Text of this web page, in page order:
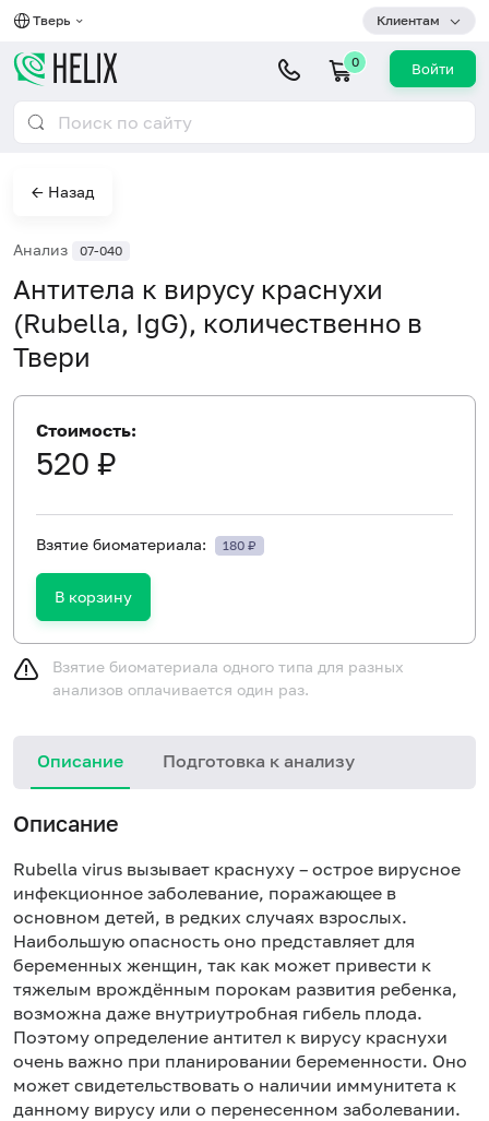
Тверь Клиентам
0 Войти
← Назад
Анализ 07-040
Антитела к вирусу краснухи
(Rubella, IgG), количественно в
Твери
Стоимость:
520 ₽
Взятие биоматериала: 180 ₽
В корзину
Взятие биоматериала одного типа для разных
анализов оплачивается один раз.
Описание Подготовка к анализу
Описание
Rubella virus вызывает краснуху – острое вирусное
инфекционное заболевание, поражающее в
основном детей, в редких случаях взрослых.
Наибольшую опасность оно представляет для
беременных женщин, так как может привести к
тяжелым врождённым порокам развития ребенка,
возможна даже внутриутробная гибель плода.
Поэтому определение антител к вирусу краснухи
очень важно при планировании беременности. Оно
может свидетельствовать о наличии иммунитета к
данному вирусу или о перенесенном заболевании.